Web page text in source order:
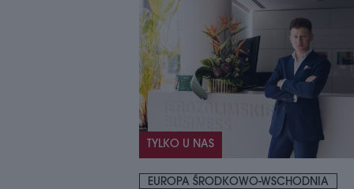
TYLKO U NAS
EUROPA ŚRODKOWO-WSCHODNIA